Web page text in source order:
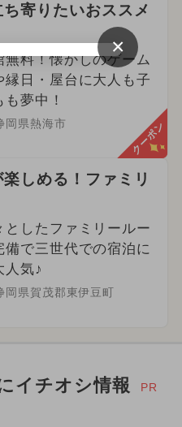
寄りたいおススメ
無料！懐かしのゲーム
縁日・屋台に大人も子
も夢中！
岡県熱海市 クーポン
しめる！ファミリ
としたファミリールー
備で三世代での宿泊に
人気♪
岡県賀茂郡東伊豆町
イチオシ情報 PR
×